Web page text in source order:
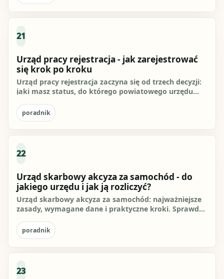
21
Urząd pracy rejestracja - jak zarejestrować
się krok po kroku
Urząd pracy rejestracja zaczyna się od trzech decyzji:
jaki masz status, do którego powiatowego urzędu
poradnik
22
Urząd skarbowy akcyza za samochód - do
jakiego urzędu i jak ją rozliczyć?
Urząd skarbowy akcyza za samochód: najważniejsze
zasady, wymagane dane i praktyczne kroki. Sprawdź,
poradnik
23